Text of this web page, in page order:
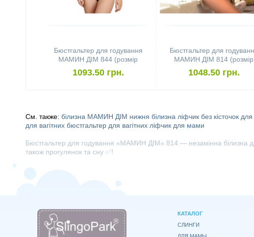
Бюстгальтер для годування
МАМИН ДІМ 844 (розмір
90G, чорний)
1093.50 грн.
Бюстгальтер для
МАМИН ДІМ 814 (розмір
90C, аметист)
1048.50 грн.
См. также: білизна МАМИН ДІМ нижня білизна ліфчик без кісточок для
для вагітних бюстгальтер для вагітних ліфчик для мами
Бюстгальтер для годування «МАМИН ДІМ» 814 — незамінна білизна
також прогулянок та сну ✅!
КАТАЛОГ
СЛИНГИ